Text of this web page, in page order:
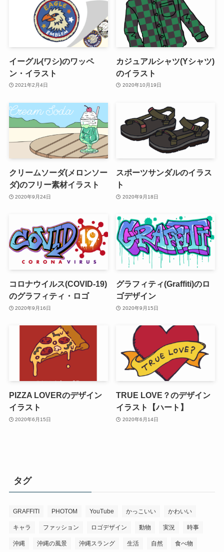
イーグル(ワシ)のワッペ
ン・イラスト
2021年2月4日
カジュアルシャツ(Yシャツ)
のイラスト
2020年10月19日
クリームソーダ(メロンソー
ダ)のフリー素材イラスト
2020年9月24日
スポーツサンダルのイラス
ト
2020年9月18日
コロナウイルス(COVID-19)
のグラフィティ・ロゴ
2020年9月16日
グラフィティ(Graffiti)のロ
ゴデザイン
2020年9月15日
PIZZA LOVERのデザイン
イラスト
2020年6月15日
TRUE LOVE？のデザイン
イラスト【ハート】
2020年6月14日
タグ
GRAFFITI PHOTOM YouTube かっこいい かわいい
キャラ ファッション ロゴデザイン 動物 実況 時事
沖縄 沖縄の風景 沖縄スラング 生活 自然 食べ物